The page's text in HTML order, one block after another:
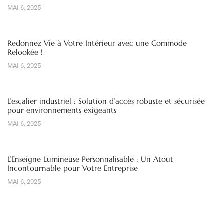
MAI 6, 2025
Redonnez Vie à Votre Intérieur avec une Commode
Relookée !
MAI 6, 2025
L’escalier industriel : Solution d’accès robuste et sécurisée
pour environnements exigeants
MAI 6, 2025
L’Enseigne Lumineuse Personnalisable : Un Atout
Incontournable pour Votre Entreprise
MAI 6, 2025